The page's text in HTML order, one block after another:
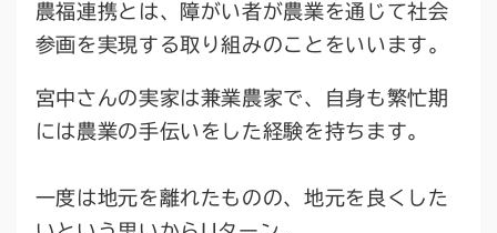
農福連携とは、障がい者が農業を通じて社会
参画を実現する取り組みのことをいいます。
宮中さんの実家は兼業農家で、自身も繁忙期
には農業の手伝いをした経験を持ちます。
一度は地元を離れたものの、地元を良くした